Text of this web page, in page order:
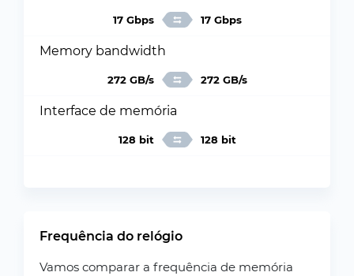
17 Gbps 17 Gbps
Memory bandwidth
272 GB/s 272 GB/s
Interface de memória
128 bit 128 bit
Frequência do relógio
Vamos comparar a frequência de memória